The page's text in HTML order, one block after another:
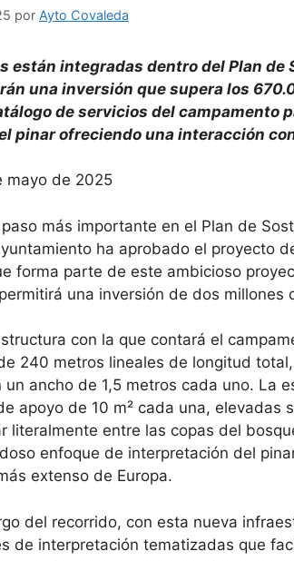
por Ayto Covaleda
están integradas dentro del Plan
una inversión que supera los
de servicios del campamento
pinar ofreciendo una interacción
mayo de 2025
más importante en el Plan de
ha aprobado el proyecto
forma parte de este ambicioso
una inversión de dos millones
con la que contará el
240 metros lineales de longitud
un ancho de 1,5 metros cada uno. La
apoyo de 10 m² cada una, elevadas
literalmente entre las copas del
enfoque de interpretación del
extenso de Europa.
del recorrido, con esta nueva
de interpretación tematizadas que